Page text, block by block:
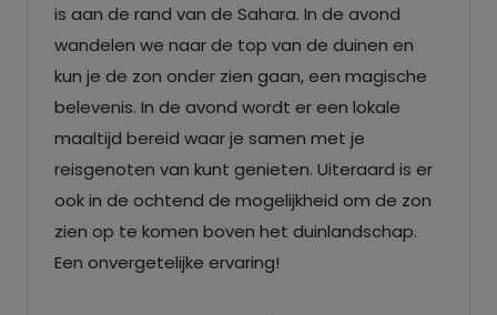
is aan de rand van de Sahara. In de avond
wandelen we naar de top van de duinen en
kun je de zon onder zien gaan, een magische
belevenis. In de avond wordt er een lokale
maaltijd bereid waar je samen met je
reisgenoten van kunt genieten. Uiteraard is er
ook in de ochtend de mogelijkheid om de zon
zien op te komen boven het duinlandschap.
Een onvergetelijke ervaring!